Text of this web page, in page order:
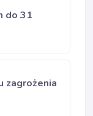
do 31
zagrożenia